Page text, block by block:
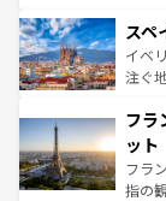
ろん
景な
ピザ
ませ
なお
しい。
スペ
イベ
注ぐ
文化
れる
る。
アー
フラ
ット
フラ
指の